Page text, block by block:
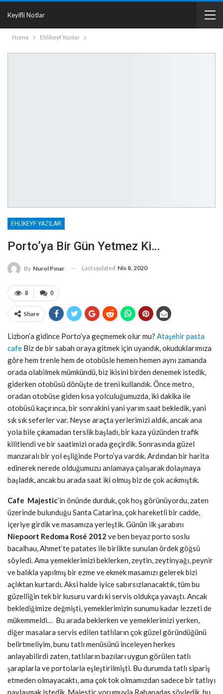
Keyifli Notlar
Home Ehlikeyf Yazılar
EHLIKEYF YAZILAR
Porto’ya Bir Gün Yetmez Ki…
By Nurol Pınar Last updated Nis 8, 2020
0
8
Share
Lizbon’a gidince Porto’ya geçmemek olur mu? Ataşehir pasta
cafe Biz de bir sabah oraya gitmek için uyandık, okuduklarımıza
göre hem trenle hem de otobüsle hemen hemen aynı zamanda
orada olabilmek mümkündü, biz ikisini birden denemek istedik,
giderken otobüsü dönüşte de treni kullandık. Önce metro,
oradan otobüse giden kısa yolculuğumuzda, iki dakika ile
otobüsü kaçırınca, bir sonrakini yani yarım saat bekledik, yani
sık sık seferler var. Neyse araçta yerlerimizi aldık, ancak ana
yola bile çıkamadan terslik başladı, bir kaza yüzünden trafik
kilitlendi ve bir saatimizi orada geçirdik. Sonrasında güzel
manzaralı bir yol eşliğinde Porto’ya vardık. Ardından bir harita
edinerek nerede olduğumuzu anlamaya çalışarak dolaşmaya
başladık, ancak bu arada saat iki olmuş biz de çok acıkmıştık.
Cafe Majestic’in önünde durduk, çok hoş görünüyordu, zaten
üzerinde bulunduğu Santa Catarina, çok hareketli bir cadde,
içeriye girdik ve masamıza yerleştik. Günün ilk şarabını
Niepoort Redoma Rosé 2012 ve ben beyaz porto soslu
bacalhau, Ahmet’te patates ile birlikte sunulan ördek göğsü
söyledi. Ama yemeklerimizi beklerken, zeytin, zeytinyağı, peynir
ve balıkla yapılmış bir ezme ve ekmek masamızı gelerek bizi
açlıktan kurtardı. Aksi halde iyice sabırsızlanacaktık, tüm bu
güzelliğin tek bir kusuru vardı ki servis oldukça yavaştı. Ancak
beklediğimize değmişti, yemeklerimizin sunumu kadar lezzeti de
mükemmeldi… Bu arada beklerken ve yemeklerimizi yerken,
diğer masalara servis edilen tatlıların çok güzel göründüğünü
belirtmeliyim, bunu tatlı menüsünü inceleyen herkes
anlayabilirdi zaten, tatlıların bazıları uygun görülen tatlı
şaraplarla ve portolarla eşleştirilmişti. Bu durumda tatlı sipariş
etmeden olmayacaktı, ama çok tok olmamızdan sadece bir tatlıyı
paylaşmak istedik. Majestic yorumuyla Rabanadas söyledik, bu